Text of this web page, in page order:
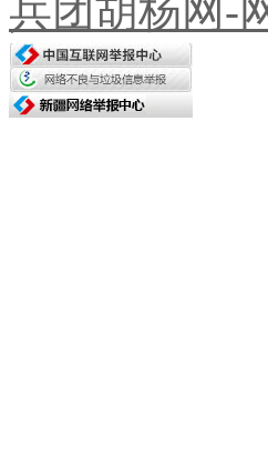
兵团胡杨网-